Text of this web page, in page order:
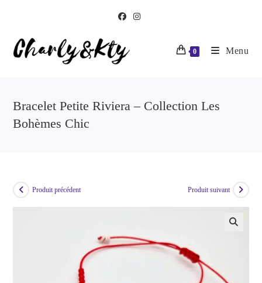
0 Menu
Bracelet Petite Riviera – Collection Les
Bohèmes Chic
Produit précédent Produit suivant